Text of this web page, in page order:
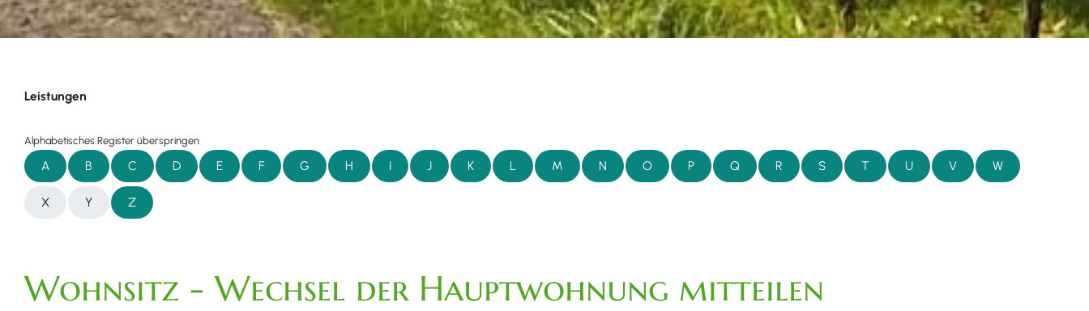
Leistungen
Alphabetisches Register überspringen
A B C D E F G H I J K L M N O P Q R S T U V W
X Y Z
Wohnsitz - Wechsel der Hauptwohnung mitteilen